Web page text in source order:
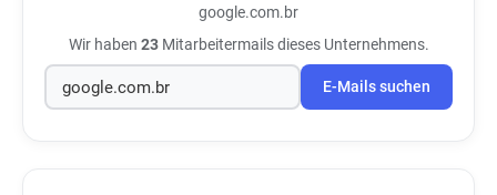
google.com.br
Wir haben 23Mitarbeitermails dieses Unternehmens.
E-Mails suchen